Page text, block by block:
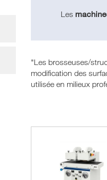
Les
"Les brosseuses/
modification des
utilisée en milieux